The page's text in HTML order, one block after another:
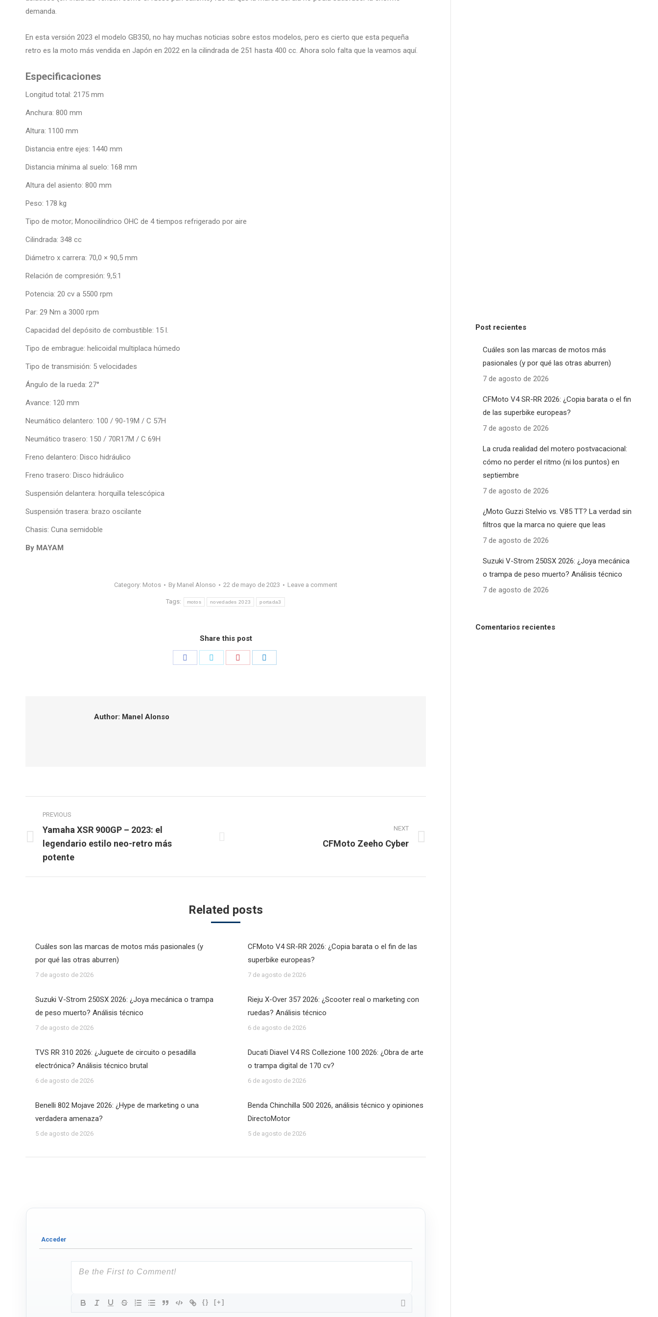
demanda.
En esta versión 2023 el modelo GB350, no hay muchas noticias sobre estos modelos, pero es cierto que esta pequeña
retro es la moto más vendida en Japón en 2022 en la cilindrada de 251 hasta 400 cc. Ahora solo falta que la veamos aquí.
Especificaciones
Longitud total: 2175 mm
Anchura: 800 mm
Altura: 1100 mm
Distancia entre ejes: 1440 mm
Distancia mínima al suelo: 168 mm
Altura del asiento: 800 mm
Peso: 178 kg
Tipo de motor; Monocilíndrico OHC de 4 tiempos refrigerado por aire
Cilindrada: 348 cc
Diámetro x carrera: 70,0 × 90,5 mm
Relación de compresión: 9,5:1
Potencia: 20 cv a 5500 rpm
Par: 29 Nm a 3000 rpm
Capacidad del depósito de combustible: 15 l.
Tipo de embrague: helicoidal multiplaca húmedo
Tipo de transmisión: 5 velocidades
Ángulo de la rueda: 27°
Avance: 120 mm
Neumático delantero: 100 / 90-19M / C 57H
Neumático trasero: 150 / 70R17M / C 69H
Freno delantero: Disco hidráulico
Freno trasero: Disco hidráulico
Suspensión delantera: horquilla telescópica
Suspensión trasera: brazo oscilante
Chasis: Cuna semidoble
By MAYAM
Category: Motos By Manel Alonso 22 de mayo de 2023 Leave a comment
Tags: motos novedades 2023 portada3
Share this post
Author: Manel Alonso
navigation
PREVIOUS
Previous
post:
Yamaha XSR 900GP – 2023: el
legendario estilo neo-retro más
potente
NEXT
CFMoto Zeeho Cyber
Related posts
Cuáles son las marcas de motos más pasionales (y
por qué las otras aburren)
7 de agosto de 2026
CFMoto V4 SR-RR 2026: ¿Copia barata o el fin de las
superbike europeas?
7 de agosto de 2026
Suzuki V-Strom 250SX 2026: ¿Joya mecánica o trampa
de peso muerto? Análisis técnico
7 de agosto de 2026
Rieju X-Over 357 2026: ¿Scooter real o marketing con
ruedas? Análisis técnico
6 de agosto de 2026
TVS RR 310 2026: ¿Juguete de circuito o pesadilla
electrónica? Análisis técnico brutal
6 de agosto de 2026
Ducati Diavel V4 RS Collezione 100 2026: ¿Obra de arte
o trampa digital de 170 cv?
6 de agosto de 2026
Benelli 802 Mojave 2026: ¿Hype de marketing o una
verdadera amenaza?
5 de agosto de 2026
Benda Chinchilla 500 2026, análisis técnico y opiniones
DirectoMotor
5 de agosto de 2026
{} [+]
Post recientes
Cuáles son las marcas de motos más
pasionales (y por qué las otras aburren)
7 de agosto de 2026
CFMoto V4 SR-RR 2026: ¿Copia barata o el fin
de las superbike europeas?
7 de agosto de 2026
La cruda realidad del motero postvacacional:
cómo no perder el ritmo (ni los puntos) en
septiembre
7 de agosto de 2026
¿Moto Guzzi Stelvio vs. V85 TT? La verdad sin
filtros que la marca no quiere que leas
7 de agosto de 2026
Suzuki V-Strom 250SX 2026: ¿Joya mecánica
o trampa de peso muerto? Análisis técnico
7 de agosto de 2026
Comentarios recientes